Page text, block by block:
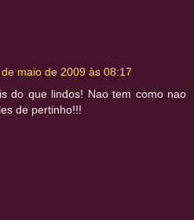
de maio de 2009 às 08:17
do que lindos! Nao tem como nao
de pertinho!!!